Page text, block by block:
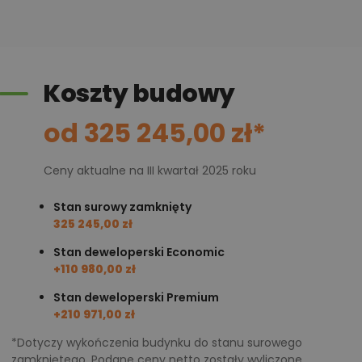
Stylowa elewacja
dom, który uwodzi swoją przytulnością. Wyjątkowy
urok budynek zawdzięcza niebanalnej elewacji, która
stylowo łączy elegancką biel z modną szarością i
drewnianymi elementami. Budynek posiada
nieskomplikowaną konstrukcję, opartą na rzucie
prostokąta oraz elegancki dach kopertowy. Prosta
forma, klasyczny, czterospadowy dach, a w środku –
wspaniale rozplanowane wnętrze z czytelnym
podziałem stref zapewniają domownikom codzienną
wygodę i ekonomiczny komfort cieplny. Dach
Koszty budowy
od 325 245,00 zł*
Ceny aktualne na III kwartał 2025 roku
Stan surowy zamknięty
325 245,00 zł
Stan deweloperski Economic
+110 980,00 zł
Stan deweloperski Premium
+210 971,00 zł
*Dotyczy wykończenia budynku do stanu surowego